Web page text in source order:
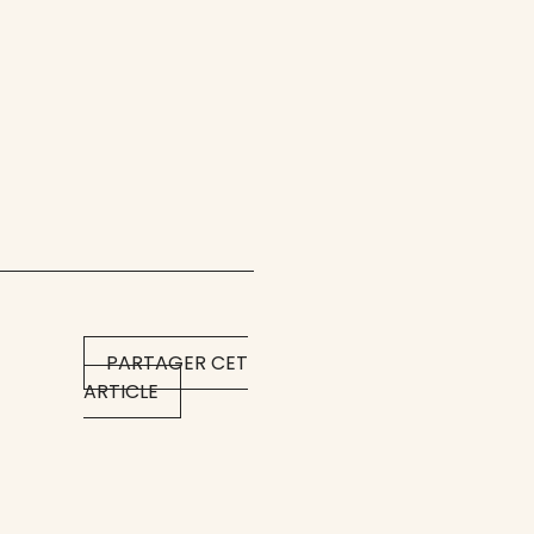
PARTAGER CET
ARTICLE